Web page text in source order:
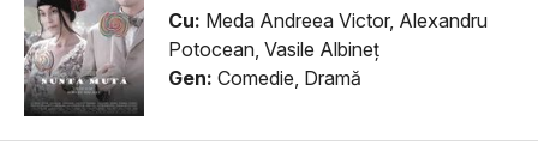
Cu: Meda Andreea Victor, Alexandru
Potocean, Vasile Albineț
Gen: Comedie, Dramă